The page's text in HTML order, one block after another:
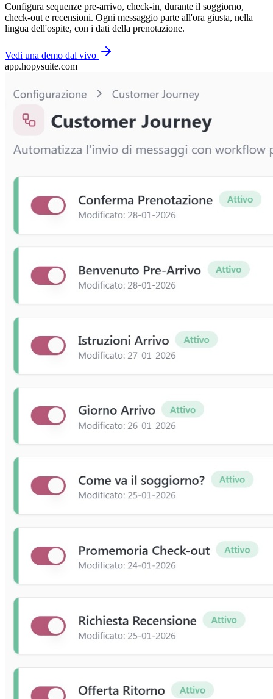
Configura sequenze pre-arrivo, check-in, durante il soggiorno,
check-out e recensioni. Ogni messaggio parte all'ora giusta, nella
lingua dell'ospite, con i dati della prenotazione.
Vedi una demo dal vivo
app.hopysuite.com